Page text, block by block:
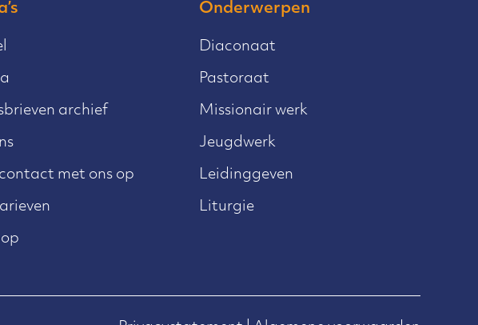
archief
met ons op
Onderwerpen
Diaconaat
Pastoraat
Missionair werk
Jeugdwerk
Leidinggeven
Liturgie